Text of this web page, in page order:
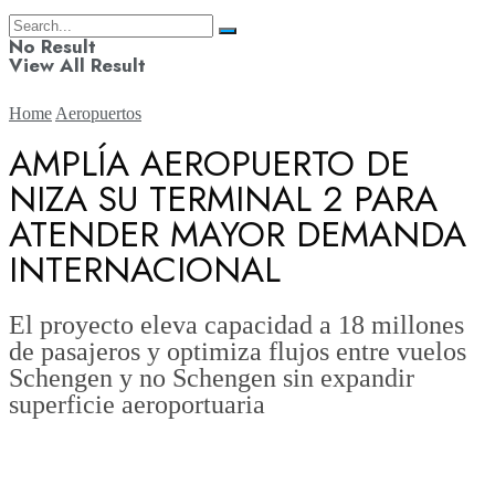
No Result
View All Result
Aerolíneas
Aeronáutica
Aeropuertos
Home Aeropuertos
AMPLÍA AEROPUERTO DE
NIZA SU TERMINAL 2 PARA
ATENDER MAYOR DEMANDA
INTERNACIONAL
El proyecto eleva capacidad a 18 millones
de pasajeros y optimiza flujos entre vuelos
Schengen y no Schengen sin expandir
superficie aeroportuaria